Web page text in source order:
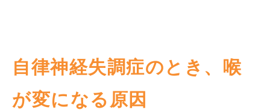
自律神経失調症のとき、喉
が変になる原因